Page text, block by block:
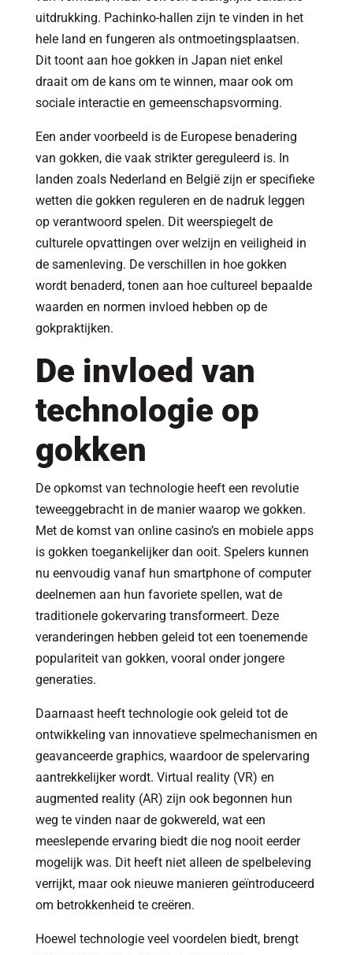
uitdrukking. Pachinko-hallen zijn te vinden in het
hele land en fungeren als ontmoetingsplaatsen.
Dit toont aan hoe gokken in Japan niet enkel
draait om de kans om te winnen, maar ook om
sociale interactie en gemeenschapsvorming.
Een ander voorbeeld is de Europese benadering
van gokken, die vaak strikter gereguleerd is. In
landen zoals Nederland en België zijn er specifieke
wetten die gokken reguleren en de nadruk leggen
op verantwoord spelen. Dit weerspiegelt de
culturele opvattingen over welzijn en veiligheid in
de samenleving. De verschillen in hoe gokken
wordt benaderd, tonen aan hoe cultureel bepaalde
waarden en normen invloed hebben op de
gokpraktijken.
De invloed van
technologie op
gokken
De opkomst van technologie heeft een revolutie
teweeggebracht in de manier waarop we gokken.
Met de komst van online casino’s en mobiele apps
is gokken toegankelijker dan ooit. Spelers kunnen
nu eenvoudig vanaf hun smartphone of computer
deelnemen aan hun favoriete spellen, wat de
traditionele gokervaring transformeert. Deze
veranderingen hebben geleid tot een toenemende
populariteit van gokken, vooral onder jongere
generaties.
Daarnaast heeft technologie ook geleid tot de
ontwikkeling van innovatieve spelmechanismen en
geavanceerde graphics, waardoor de spelervaring
aantrekkelijker wordt. Virtual reality (VR) en
augmented reality (AR) zijn ook begonnen hun
weg te vinden naar de gokwereld, wat een
meeslepende ervaring biedt die nog nooit eerder
mogelijk was. Dit heeft niet alleen de spelbeleving
verrijkt, maar ook nieuwe manieren geïntroduceerd
om betrokkenheid te creëren.
Hoewel technologie veel voordelen biedt, brengt